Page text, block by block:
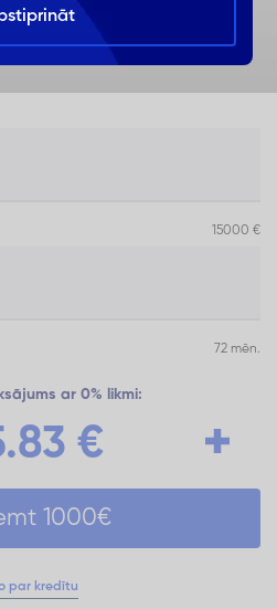
15000 €
72 mēn.
ar 0% likmi:
€
1000€
par kredītu